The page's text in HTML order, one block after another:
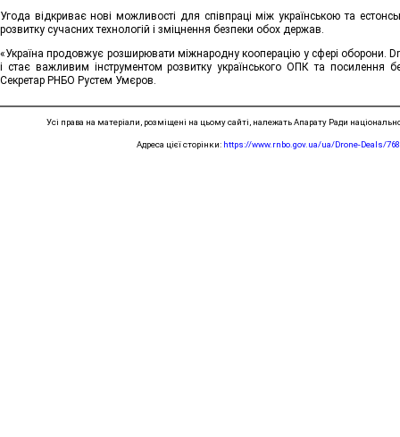
Угода відкриває нові можливості для співпраці між українською та
розвитку сучасних технологій і зміцнення безпеки обох держав.
«Україна продовжує розширювати міжнародну кооперацію у сфері оборони.
і стає важливим інструментом розвитку українського ОПК та посилення
Секретар РНБО Рустем Умєров.
Усі права на матеріали, розміщені на цьому сайті, належать Апарату Ради
Адреса цієї сторінки: https://www.rnbo.gov.ua/ua/Drone-Deals/